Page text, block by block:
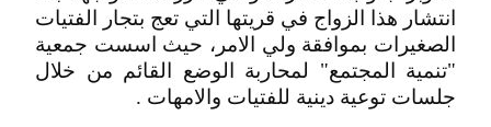
انتشار هذا الزواج في قريتها التي تعج بتجار الفتيات
الصغيرات بموافقة ولي الامر، حيث اسست جمعية
"تنمية المجتمع" لمحاربة الوضع القائم من خلال
جلسات توعية دينية للفتيات والامهات .